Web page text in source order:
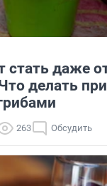
стать даже
делать при
263 Обсудить